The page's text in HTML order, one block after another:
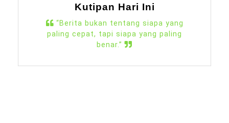
Kutipan Hari Ini
“Berita bukan tentang siapa yang
paling cepat, tapi siapa yang paling
benar.”